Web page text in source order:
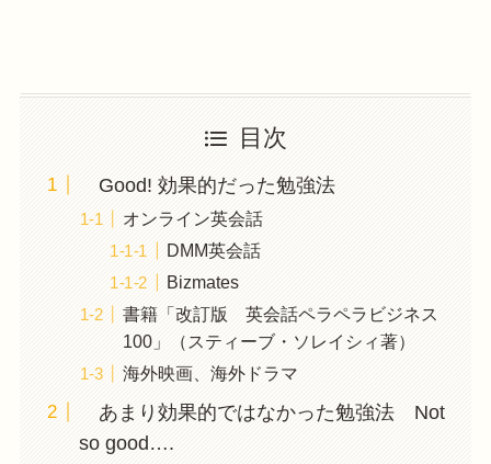
目次
Good! 効果的だった勉強法
オンライン英会話
DMM英会話
Bizmates
書籍「改訂版 英会話ペラペラビジネス
100」（スティーブ・ソレイシィ著）
海外映画、海外ドラマ
あまり効果的ではなかった勉強法 Not
so good….